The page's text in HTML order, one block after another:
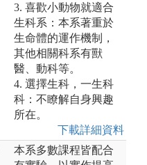
3. 喜歡小動物就適合
生科系：本系著重於
生命體的運作機制，
其他相關科系有獸
醫、動科等。
4. 選擇生科，一生科
科：不瞭解自身興趣
所在。
下載詳細資料
本系多數課程皆配合